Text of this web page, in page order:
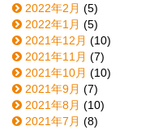
2022年2月 (5)
2022年1月 (5)
2021年12月 (10)
2021年11月 (7)
2021年10月 (10)
2021年9月 (7)
2021年8月 (10)
2021年7月 (8)